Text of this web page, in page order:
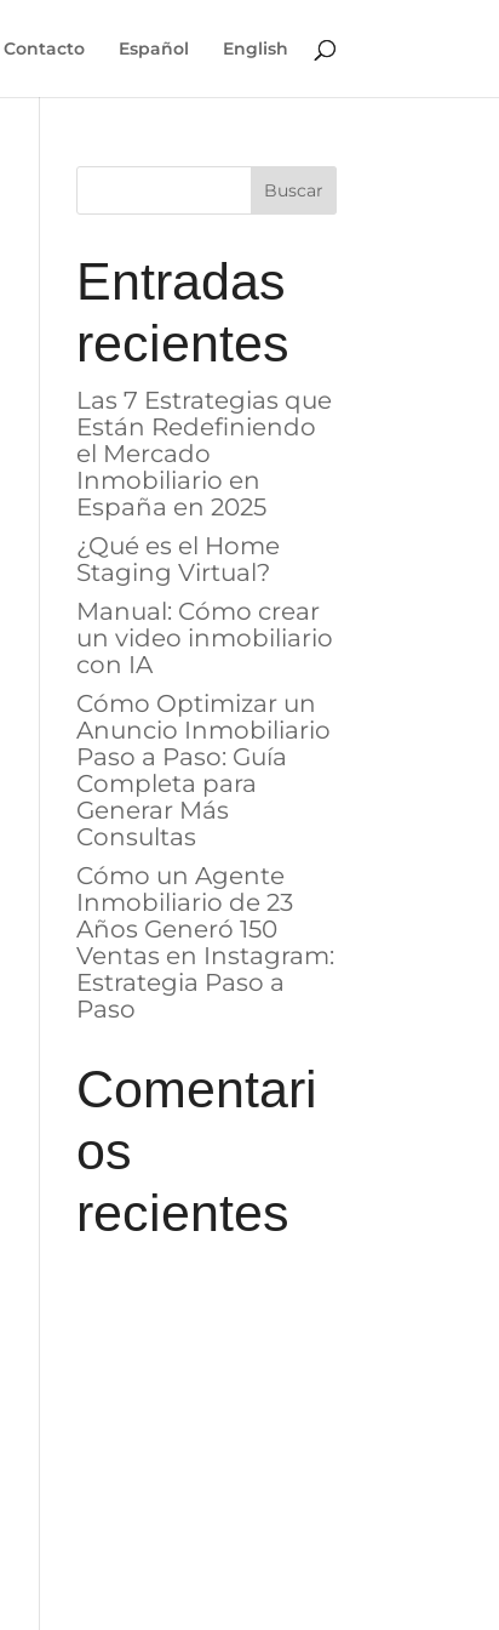
Contacto Español English
Entradas
recientes
Las 7 Estrategias que
Están Redefiniendo
el Mercado
Inmobiliario en
España en 2025
¿Qué es el Home
Staging Virtual?
Manual: Cómo crear
un video inmobiliario
con IA
Cómo Optimizar un
Anuncio Inmobiliario
Paso a Paso: Guía
Completa para
Generar Más
Consultas
Cómo un Agente
Inmobiliario de 23
Años Generó 150
Ventas en Instagram:
Estrategia Paso a
Paso
Comentari
os
recientes